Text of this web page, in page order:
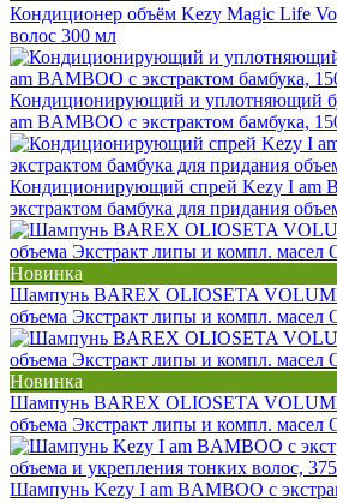
Кондиционер объём Kezy Magic Life
волос 300 мл
Кондиционирующий и уплотняющий
am BAMBOO с экстрактом бамбука,
Кондиционирующий спрей Kezy I am
экстрактом бамбука для придания
Новинка
Шампунь BAREX OLIOSETA
объема Экстракт липы и компл. масел
Новинка
Шампунь BAREX OLIOSETA
объема Экстракт липы и компл. масел
Шампунь Kezy I am BAMBOO с